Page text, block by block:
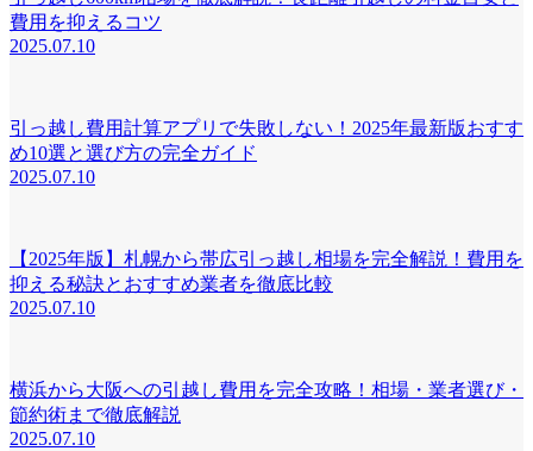
費用を抑えるコツ
2025.07.10
引っ越し費用計算アプリで失敗しない！2025年最新版おすす
め10選と選び方の完全ガイド
2025.07.10
【2025年版】札幌から帯広引っ越し相場を完全解説！費用を
抑える秘訣とおすすめ業者を徹底比較
2025.07.10
横浜から大阪への引越し費用を完全攻略！相場・業者選び・
節約術まで徹底解説
2025.07.10